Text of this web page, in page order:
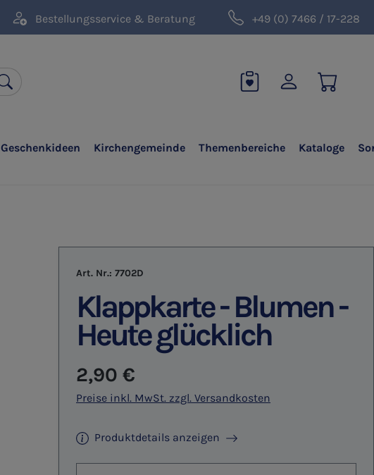
Bestellungsservice & Beratung +49 (0) 7466 / 17-228
Geschenkideen Kirchengemeinde Themenbereiche Kataloge
Art. Nr.: 7702D
Klappkarte - Blumen -
Heute glücklich
Regulärer Preis:
2,90 €
Preise inkl. MwSt. zzgl. Versandkosten
Produktdetails anzeigen